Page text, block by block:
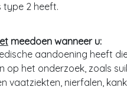
type 2 heeft.
meedoen wanneer u:
aandoening heeft
op het onderzoek, zoals
vaatziekten, nierfalen,